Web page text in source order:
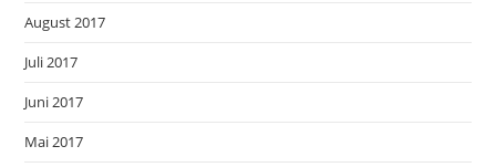
August 2017
Juli 2017
Juni 2017
Mai 2017